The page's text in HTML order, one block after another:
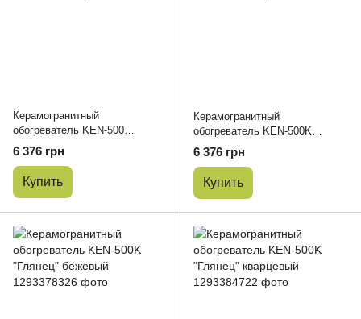
Керамогранитный
обогреватель KEN-500
"Глянец" кварцевый
6 376 грн
Купить
Керамогранитный
обогреватель KEN-500K
"Глянец" кварцевый
6 376 грн
Купить